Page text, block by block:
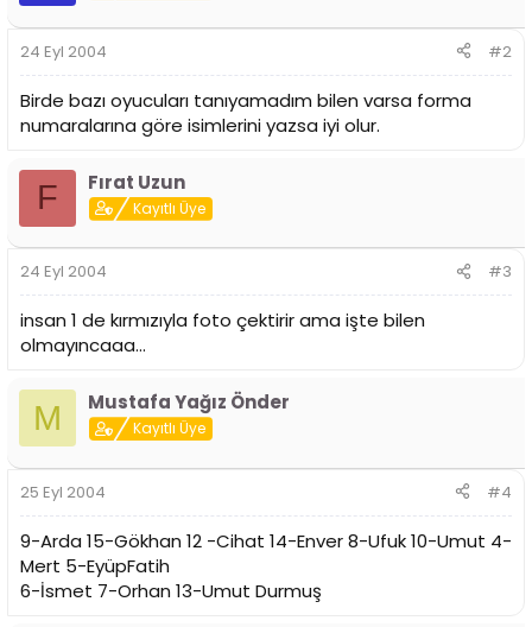
24 Eyl 2004 #2
Birde bazı oyucuları tanıyamadım bilen varsa forma
numaralarına göre isimlerini yazsa iyi olur.
F Fırat Uzun
Kayıtlı Üye
24 Eyl 2004 #3
insan 1 de kırmızıyla foto çektirir ama işte bilen
olmayıncaaa...
M Mustafa Yağız Önder
Kayıtlı Üye
25 Eyl 2004 #4
9-Arda 15-Gökhan 12 -Cihat 14-Enver 8-Ufuk 10-Umut 4-
Mert 5-EyüpFatih
6-İsmet 7-Orhan 13-Umut Durmuş